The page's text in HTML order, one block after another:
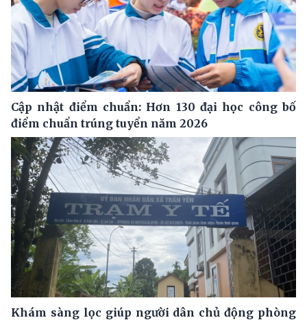
Cập nhật điểm chuẩn: Hơn 130 đại học công bố
điểm chuẩn trúng tuyển năm 2026
Khám sàng lọc giúp người dân chủ động phòng